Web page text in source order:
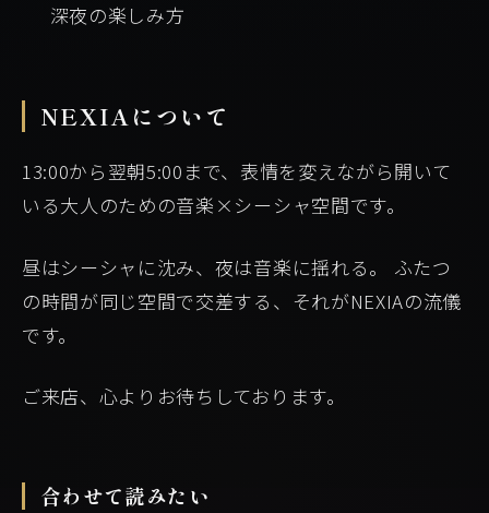
深夜の楽しみ方
NEXIAについて
13:00から翌朝5:00まで、表情を変えながら開いて
いる大人のための音楽×シーシャ空間です。
昼はシーシャに沈み、夜は音楽に揺れる。 ふたつ
の時間が同じ空間で交差する、それがNEXIAの流儀
です。
ご来店、心よりお待ちしております。
合わせて読みたい